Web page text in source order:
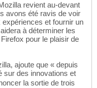
revient au-devant
avons été ravis de voir
et fournir un
à déterminer les
pour le plaisir de
ajoute que « depuis
sur des innovations et
la sortie de trois